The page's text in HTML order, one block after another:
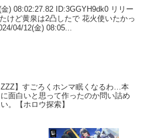
) 08:02:27.82 ID:3GGYH9dk0 リリー
けど黄泉は2凸したで 花火使いたかっ
04/12(金) 08:05...
ZZZ】すごろくホンマ眠くなるわ…本
面白いと思って作ったのか問い詰め
。【ホロウ探索】